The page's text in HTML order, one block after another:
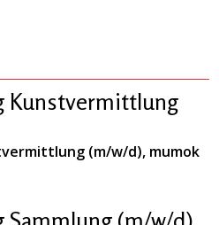
Kunstvermittlung
(m/w/d), mumok